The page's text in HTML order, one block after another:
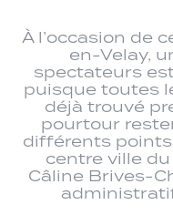
À l’occasion de
en-Velay,
spectateurs
puisque toutes
déjà trouvé
pourtour
différents points
centre ville
Câline Brives-